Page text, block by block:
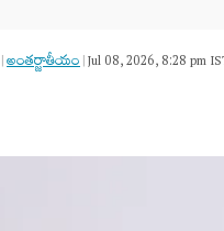
|అంత‌ర్జాతీయం|Jul 08, 2026, 8:28 pm